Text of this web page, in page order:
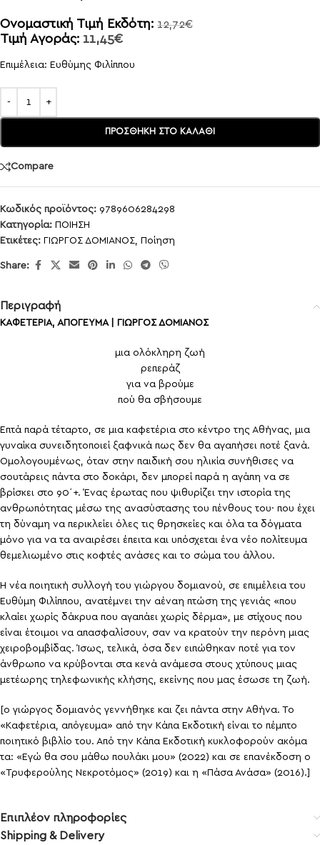
Ονομαστική Τιμή Εκδότη: 12,72€
Τιμή Αγοράς: 11,45€
Επιμέλεια: Ευθύμης Φιλίππου
ΠΡΟΣΘΉΚΗ ΣΤΟ ΚΑΛΆΘΙ
Compare
Κωδικός προϊόντος: 9789606284298
Κατηγορία: ΠΟΙΗΣΗ
Ετικέτες: ΓΙΩΡΓΟΣ ΔΟΜΙΑΝΟΣ Ποίηση
Share:
Περιγραφή
ΚΑΦΕΤΕΡΙΑ, ΑΠΟΓΕΥΜΑ | ΓΙΩΡΓΟΣ ΔΟΜΙΑΝΟΣ
μια ολόκληρη ζωή
ρεπεράζ
για να βρούμε
πού θα σβήσουμε
Επτά παρά τέταρτο, σε μια καφετέρια στο κέντρο της Αθήνας, μια
γυναίκα συνειδητοποιεί ξαφνικά πως δεν θα αγαπήσει ποτέ ξανά.
Ομολογουμένως, όταν στην παιδική σου ηλικία συνήθισες να
σουτάρεις πάντα στο δοκάρι, δεν μπορεί παρά η αγάπη να σε
βρίσκει στο 90΄+. Ένας έρωτας που ψιθυρίζει την ιστορία της
ανθρωπότητας μέσω της ανασύστασης του πένθους του· που έχει
τη δύναμη να περικλείει όλες τις θρησκείες και όλα τα δόγματα
μόνο για να τα αναιρέσει έπειτα και υπόσχεται ένα νέο πολίτευμα
θεμελιωμένο στις κοφτές ανάσες και το σώμα του άλλου.
Η νέα ποιητική συλλογή του γιώργου δομιανού, σε επιμέλεια του
Ευθύμη Φιλίππου, ανατέμνει την αέναη πτώση της γενιάς «που
κλαίει χωρίς δάκρυα που αγαπάει χωρίς δέρμα», με στίχους που
είναι έτοιμοι να απασφαλίσουν, σαν να κρατούν την περόνη μιας
χειροβομβίδας. Ίσως, τελικά, όσα δεν ειπώθηκαν ποτέ για τον
άνθρωπο να κρύβονται στα κενά ανάμεσα στους χτύπους μιας
μετέωρης τηλεφωνικής κλήσης, εκείνης που μας έσωσε τη ζωή.
[ο γιώργος δομιανός γεννήθηκε και ζει πάντα στην Αθήνα. Το
«Καφετέρια, απόγευμα» από την Κάπα Εκδοτική είναι το πέμπτο
ποιητικό βιβλίο του. Από την Κάπα Εκδοτική κυκλοφορούν ακόμα
τα: «Εγώ θα σου μάθω πουλάκι μου» (2022) και σε επανέκδοση ο
«Τρυφερούλης Νεκροτόμος» (2019) και η «Πάσα Ανάσα» (2016).]
Επιπλέον πληροφορίες
Shipping & Delivery